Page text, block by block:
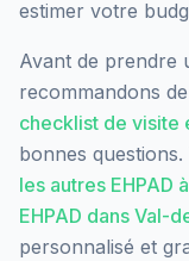
estimer votre
Avant de prendre
recommandons
checklist de visite
bonnes
les autres EHPAD à
EHPAD dans Val-
personnalisé et